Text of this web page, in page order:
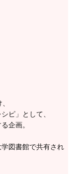
」として、
画。
書館で共有され